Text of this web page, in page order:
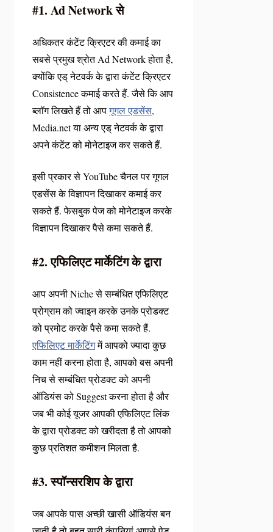
#1. Ad Network से
अधिकतर कंटेंट क्रिएटर की कमाई का
सबसे प्रमुख श्रोत Ad Network होता है,
क्योंकि एड् नेटवर्क के द्वारा कंटेंट क्रिएटर
Consistence कमाई करते हैं. जैसे कि आप
ब्लॉग लिखते हैं तो आपगूगल एडसेंस,
Media.net या अन्य एड् नेटवर्क के द्वारा
अपने कंटेंट को मोनेटाइज कर सकते हैं.
इसी प्रकार से YouTube चैनल पर गूगल
एडसेंस के विज्ञापन दिखाकर कमाई कर
सकते हैं. फेसबुक पेज को मोनेटाइज करके
विज्ञापन दिखाकर पैसे कमा सकते हैं.
#2. एफिलिएट मार्केटिंग के द्वारा
आप अपनी Niche से सम्बंधित एफिलिएट
प्रोग्राम को ज्वाइन करके उनके प्रोडक्ट
को प्रमोट करके पैसे कमा सकते हैं.
एफिलिएट मार्केटिंगमें आपको ज्यादा कुछ
काम नहीं करना होता है, आपको बस अपनी
निच से सम्बंधित प्रोडक्ट को अपनी
ऑडियंस को Suggest करना होता है और
जब भी कोई यूजर आपकी एफिलिएट लिंक
के द्वारा प्रोडक्ट को खरीदता है तो आपको
कुछ प्रतिशत कमीशन मिलता है.
#3. स्पॉन्सरशिप के द्वारा
जब आपके पास अच्छी खासी ऑडियंस बन